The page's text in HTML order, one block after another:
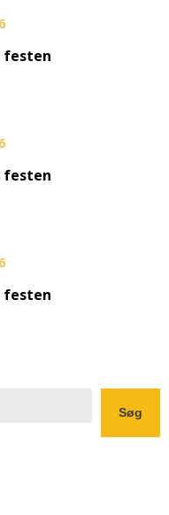
festen
festen
festen
Søg